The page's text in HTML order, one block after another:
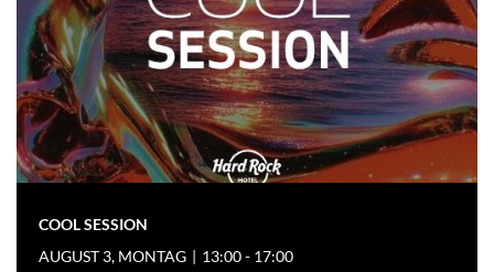
COOL SESSION
AUGUST 3, MONTAG
13:00 - 17:00